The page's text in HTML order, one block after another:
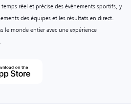
réel et précise des événements sportifs, y
des équipes et les résultats en direct.
le monde entier avec une expérience